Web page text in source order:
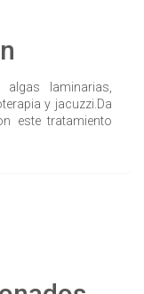
laminarias,
y jacuzzi.Da
este tratamiento